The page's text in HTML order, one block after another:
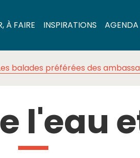
À FAIRE INSPIRATIONS AGENDA
balades préférées des
l'eau